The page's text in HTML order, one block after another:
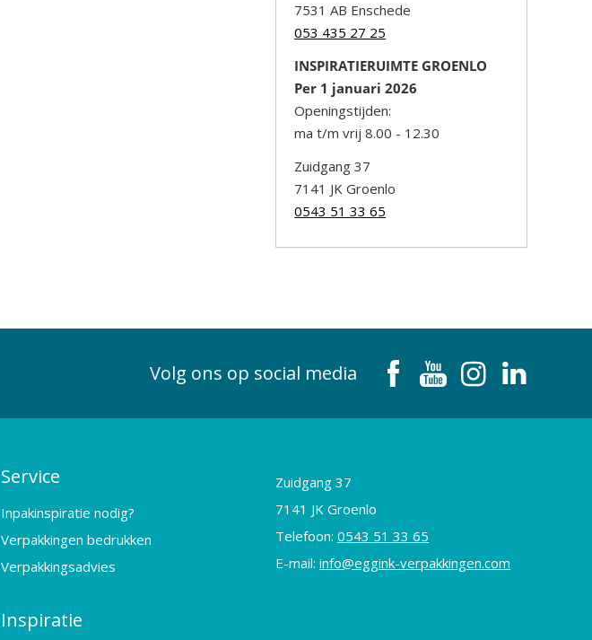
7531 AB Enschede
053 435 27 25
INSPIRATIERUIMTE GROENLO
Per 1 januari 2026
Openingstijden:
ma t/m vrij 8.00 - 12.30
Zuidgang 37
7141 JK Groenlo
0543 51 33 65
Volg ons op social media
Service
Inpakinspiratie nodig?
Verpakkingen bedrukken
Verpakkingsadvies
Inspiratie
Zuidgang 37
7141 JK Groenlo
Telefoon:0543 51 33 65
E-mail:info@eggink-verpakkingen.com